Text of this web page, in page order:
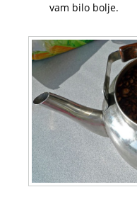
vam bilo bolje.